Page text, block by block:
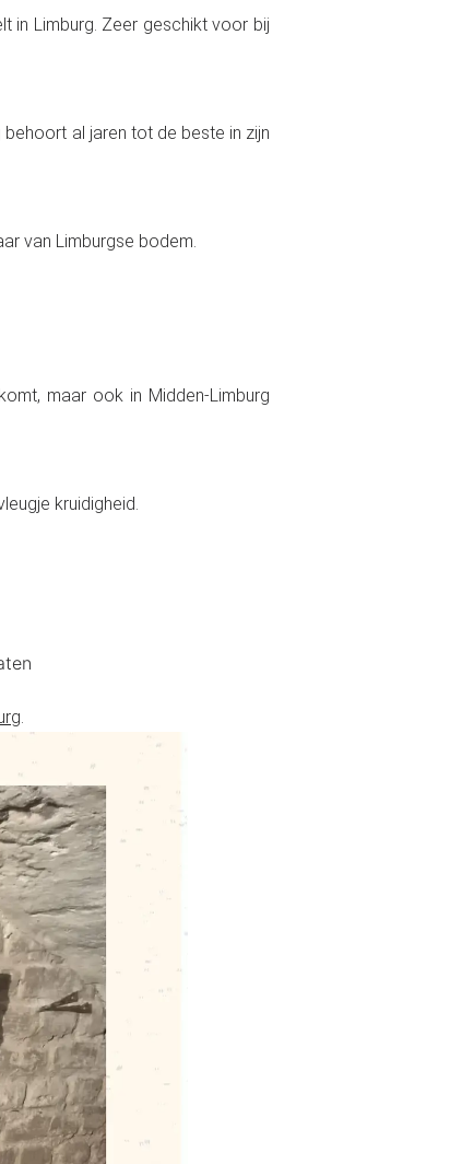
in Limburg. Zeer geschikt voor bij
behoort al jaren tot de beste in zijn
van Limburgse bodem.
maar ook in Midden-Limburg
kruidigheid.